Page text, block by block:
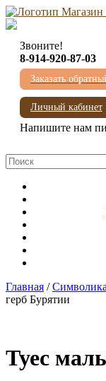
Звоните!
8-914-920-87-03
Заказать
Личный кабинет
Напишите нам
Главная /
герб Бурятии
Туес